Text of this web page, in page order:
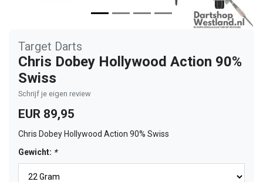
Target Darts
Chris Dobey Hollywood Action 90%
Swiss
Schrijf je eigen review
EUR 89,95
Chris Dobey Hollywood Action 90% Swiss
Gewicht: *